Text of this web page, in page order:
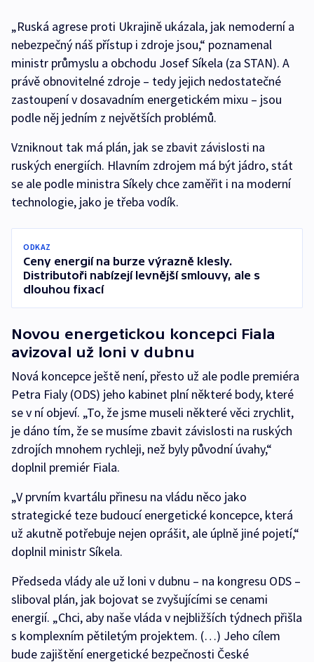
„Ruská agrese proti Ukrajině ukázala, jak nemoderní a
nebezpečný náš přístup i zdroje jsou,“ poznamenal
ministr průmyslu a obchodu Josef Síkela (za STAN). A
právě obnovitelné zdroje – tedy jejich nedostatečné
zastoupení v dosavadním energetickém mixu – jsou
podle něj jedním z největších problémů.
Vzniknout tak má plán, jak se zbavit závislosti na
ruských energiích. Hlavním zdrojem má být jádro, stát
se ale podle ministra Síkely chce zaměřit i na moderní
technologie, jako je třeba vodík.
ODKAZ
Ceny energií na burze výrazně klesly.
Distributoři nabízejí levnější smlouvy, ale s
dlouhou fixací
Novou energetickou koncepci Fiala
avizoval už loni v dubnu
Nová koncepce ještě není, přesto už ale podle premiéra
Petra Fialy (ODS) jeho kabinet plní některé body, které
se v ní objeví. „To, že jsme museli některé věci zrychlit,
je dáno tím, že se musíme zbavit závislosti na ruských
zdrojích mnohem rychleji, než byly původní úvahy,“
doplnil premiér Fiala.
„V prvním kvartálu přinesu na vládu něco jako
strategické teze budoucí energetické koncepce, která
už akutně potřebuje nejen oprášit, ale úplně jiné pojetí,“
doplnil ministr Síkela.
Předseda vlády ale už loni v dubnu – na kongresu ODS –
sliboval plán, jak bojovat se zvyšujícími se cenami
energií. „Chci, aby naše vláda v nejbližších týdnech přišla
s komplexním pětiletým projektem. (…) Jeho cílem
bude zajištění energetické bezpečnosti České